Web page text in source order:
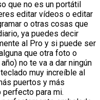
que no es un portátil
editar vídeos o editar
o otras cosas que
ya puedes decir
al Pro y si puede ser
que otra foto o
no te va a dar ningún
muy increíble al
puertos y más
para mi.